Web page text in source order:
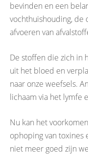
bevinden en een
vochthuishouding, de
afvoeren van
De stoffen die zich in
uit het bloed en
naar onze weefsels.
lichaam via het lymfe
Nu kan het
ophoping van toxines
niet meer goed zijn